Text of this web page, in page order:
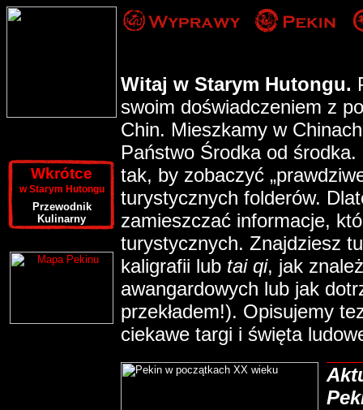
Wkrótce
w Starym Hutongu
Przewodnik
Kulinarny
Witaj w Starym Hutongu.
swoim doświadczeniem z
Chin. Mieszkamy w
Państwo Środka od
tak, by zobaczyć
turystycznych folderów.
zamieszczać informacje,
turystycznych. Znajdziesz
kaligrafii lub tai qi, jak
awangardowych lub jak
przekładem!). Opisujemy
ciekawe targi i święta